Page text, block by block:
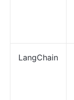
LangChain